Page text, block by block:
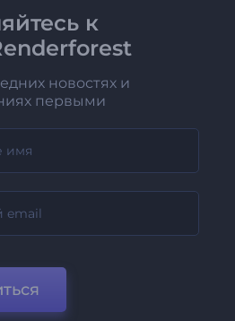
к
новостях и
первыми